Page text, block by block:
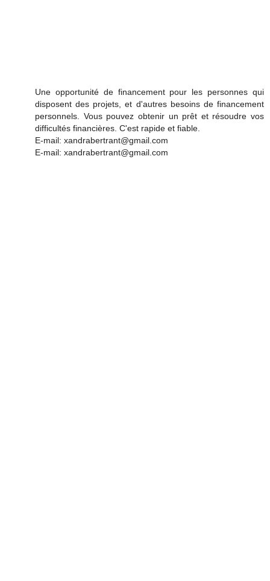
Une opportunité de financement pour les personnes qui
disposent des projets, et d'autres besoins de financement
personnels. Vous pouvez obtenir un prêt et résoudre vos
difficultés financières. C'est rapide et fiable.
E-mail: xandrabertrant@gmail.com
E-mail: xandrabertrant@gmail.com